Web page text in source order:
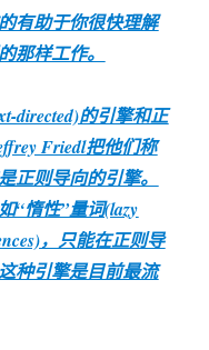
有助于你很快理解
那样工作。
directed)的引擎和正
Friedl把他们称
正则导向的引擎。
“惰性”量词(lazy
，只能在正则导
种引擎是目前最流